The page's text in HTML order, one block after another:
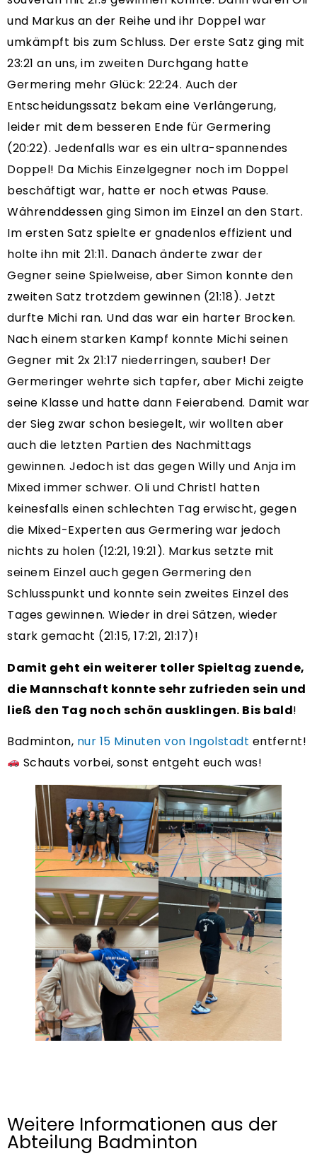
und Markus an der Reihe und ihr Doppel war
umkämpft bis zum Schluss. Der erste Satz ging mit
23:21 an uns, im zweiten Durchgang hatte
Germering mehr Glück: 22:24. Auch der
Entscheidungssatz bekam eine Verlängerung,
leider mit dem besseren Ende für Germering
(20:22). Jedenfalls war es ein ultra-spannendes
Doppel! Da Michis Einzelgegner noch im Doppel
beschäftigt war, hatte er noch etwas Pause.
Währenddessen ging Simon im Einzel an den Start.
Im ersten Satz spielte er gnadenlos effizient und
holte ihn mit 21:11. Danach änderte zwar der
Gegner seine Spielweise, aber Simon konnte den
zweiten Satz trotzdem gewinnen (21:18). Jetzt
durfte Michi ran. Und das war ein harter Brocken.
Nach einem starken Kampf konnte Michi seinen
Gegner mit 2x 21:17 niederringen, sauber! Der
Germeringer wehrte sich tapfer, aber Michi zeigte
seine Klasse und hatte dann Feierabend. Damit war
der Sieg zwar schon besiegelt, wir wollten aber
auch die letzten Partien des Nachmittags
gewinnen. Jedoch ist das gegen Willy und Anja im
Mixed immer schwer. Oli und Christl hatten
keinesfalls einen schlechten Tag erwischt, gegen
die Mixed-Experten aus Germering war jedoch
nichts zu holen (12:21, 19:21). Markus setzte mit
seinem Einzel auch gegen Germering den
Schlusspunkt und konnte sein zweites Einzel des
Tages gewinnen. Wieder in drei Sätzen, wieder
stark gemacht (21:15, 17:21, 21:17)!
Damit geht ein weiterer toller Spieltag zuende,
die Mannschaft konnte sehr zufrieden sein und
ließ den Tag noch schön ausklingen. Bis bald!
Badminton, nur 15 Minuten von Ingolstadt entfernt!
Schauts vorbei, sonst entgeht euch was!
Weitere Informationen aus der
Abteilung Badminton